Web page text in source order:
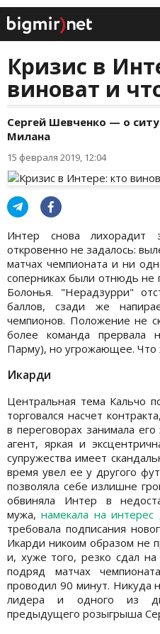
Кризис в
виноват и
Сергей Шевченко — о
Милана
15 февраля 2019, 12:04
Интер снова лихорадит
откровенно не задалось:
матчах чемпионата и ни
соперниках были отнюдь не
Болонья. "Нерадзурри"
баллов, сзади же
чемпионов. Положение не
более команда прервала
Парму), но угрожающее. Что
Икарди
Центральная тема Кальчо
торговался насчет
в переговорах занимала
агент, яркая и
супружества имеет
время увел ее у другого
позволяла себе излишне
обвиняла Интер в
мужа,намекала на интерес
требовала подписания
Икарди никоим образом не
и, хуже того, резко сдал
подряд матчах
проводил 90 минут. Никуда
лидера и одного из
предыдущего розыгрыша